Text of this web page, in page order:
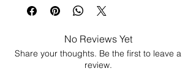
No Reviews Yet
Share your thoughts. Be the first to leave a
review.